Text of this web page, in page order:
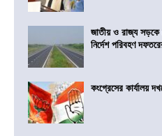
জাতীয় ও রাজ্য সড়কে
নির্দেশ পরিবহণ
কংগ্রেসের কার্যালয়